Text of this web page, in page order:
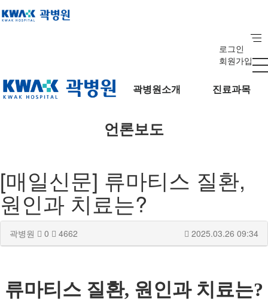
로그인
회원가입
곽병원소개 진료과목
언론보도
[매일신문] 류마티스 질환,
원인과 치료는?
곽병원 0 4662 2025.03.26 09:34
류마티스 질환, 원인과 치료는?